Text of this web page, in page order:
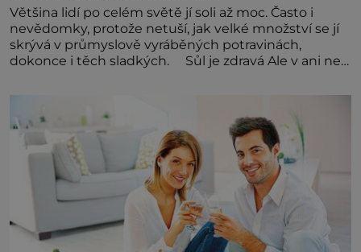
Většina lidí po celém světě jí soli až moc. Často i
nevědomky, protože netuší, jak velké množství se jí
skrývá v průmyslově vyráběných potravinách,
dokonce i těch sladkých. Sůl je zdravá Ale v ani ne
běžné. Její základní složky– sodík a chlór – jsou